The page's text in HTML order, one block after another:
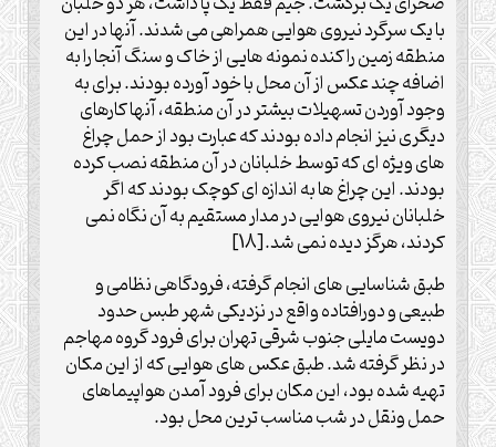
با یک سرگرد نیروی هوایی همراهی می شدند. آنها در این
منطقه زمین را کنده نمونه هایی از خاک و سنگ آنجا را به
اضافه چند عکس از آن محل با خود آورده بودند. برای به
وجود آوردن تسهیلات بیشتر در آن منطقه، آنها کارهای
دیگری نیز انجام داده بودند که عبارت بود از حمل چراغ
های ویژه ای که توسط خلبانان در آن منطقه نصب کرده
بودند. این چراغ ها به اندازه ای کوچک بودند که اگر
خلبانان نیروی هوایی در مدار مستقیم به آن نگاه نمی
کردند، هرگز دیده نمی شد.[18]
طبق شناسایی های انجام گرفته، فرودگاهی نظامی و
طبیعی و دورافتاده واقع در نزدیکی شهر طبس حدود
دویست مایلی جنوب شرقی تهران برای فرود گروه مهاجم
در نظر گرفته شد. طبق عکس های هوایی که از این مکان
تهیه شده بود، این مکان برای فرود آمدن هواپیماهای
حمل ونقل در شب مناسب ترین محل بود.